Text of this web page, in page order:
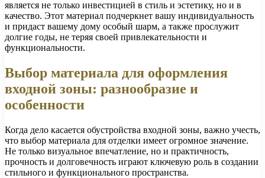
является не только инвестицией в стиль и эстетику, но и в
качество. Этот материал подчеркнет вашу индивидуальность
и придаст вашему дому особый шарм, а также прослужит
долгие годы, не теряя своей привлекательности и
функциональности.
Выбор материала для оформления
входной зоны: разнообразие и
особенности
Когда дело касается обустройства входной зоны, важно учесть,
что выбор материала для отделки имеет огромное значение.
Не только визуальное впечатление, но и практичность,
прочность и долговечность играют ключевую роль в создании
стильного и функционального пространства.